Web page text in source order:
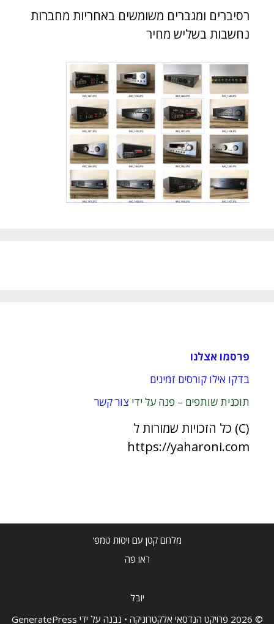
רסיברים ומגברים משומשים באחריות מחברות
נחשבות בשליש מחיר
פרסמו אצלנו
בדקו אילו קורסים זמינים
תוכנית שותפים – פנה על ידי צור קשר
(C) כל הזכויות שמורות ל
https://yaharoni.com
מלחם קטן עם ויסות טמפ'
ראו פה
יובל
© 2026 פרויקט הנדסאי אלקטרוניקה
• נבנה על ידי GeneratePress